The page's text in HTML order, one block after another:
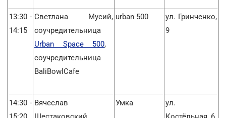
13:30 -
14:15
Светлана Мусий,
соучредительница
Urban Space 500,
соучредительница
BaliBowlCafe
urban 500
ул. Гринченко,
9
14:30 - Вячеслав
Умка
ул.